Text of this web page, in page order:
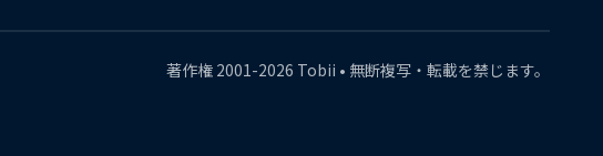
著作権 2001-2026 Tobii • 無断複写・転載を禁じます。